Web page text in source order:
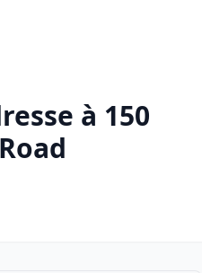
à 150